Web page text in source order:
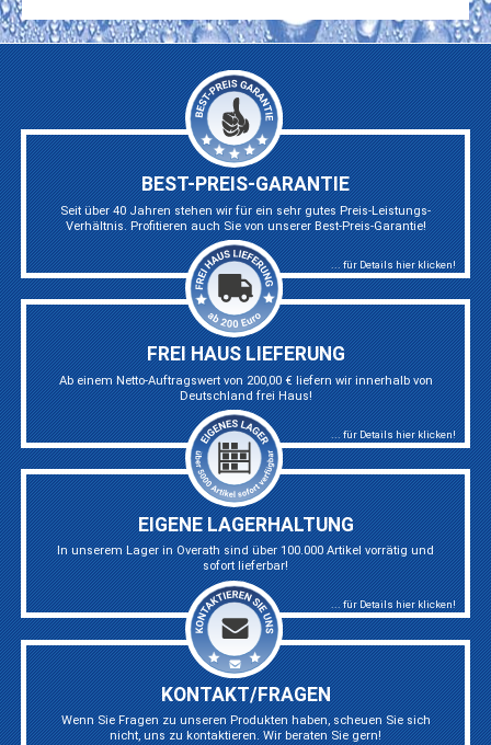
BEST-PREIS-GARANTIE
Seit über 40 Jahren stehen wir für ein sehr gutes Preis-Leistungs-
Verhältnis. Profitieren auch Sie von unserer Best-Preis-Garantie!
... für Details hier klicken!
FREI HAUS LIEFERUNG
Ab einem Netto-Auftragswert von 200,00 € liefern wir innerhalb von
Deutschland frei Haus!
... für Details hier klicken!
EIGENE LAGERHALTUNG
In unserem Lager in Overath sind über 100.000 Artikel vorrätig und
sofort lieferbar!
... für Details hier klicken!
KONTAKT/FRAGEN
Wenn Sie Fragen zu unseren Produkten haben, scheuen Sie sich
nicht, uns zu kontaktieren. Wir beraten Sie gern!